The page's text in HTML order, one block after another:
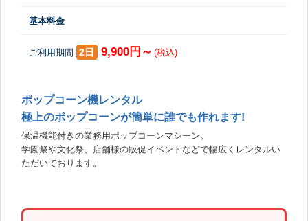
基本料金
ご利用期間 2日 9,900円～ (税込)
ポップコーン機レンタル
極上のポップコーンが簡単に誰でも作れます!
保温機能付きの業務用ポップコーンマシーン。
学園祭や文化祭、店舗様の販促イベントなどで幅広くレンタルい
ただいております。